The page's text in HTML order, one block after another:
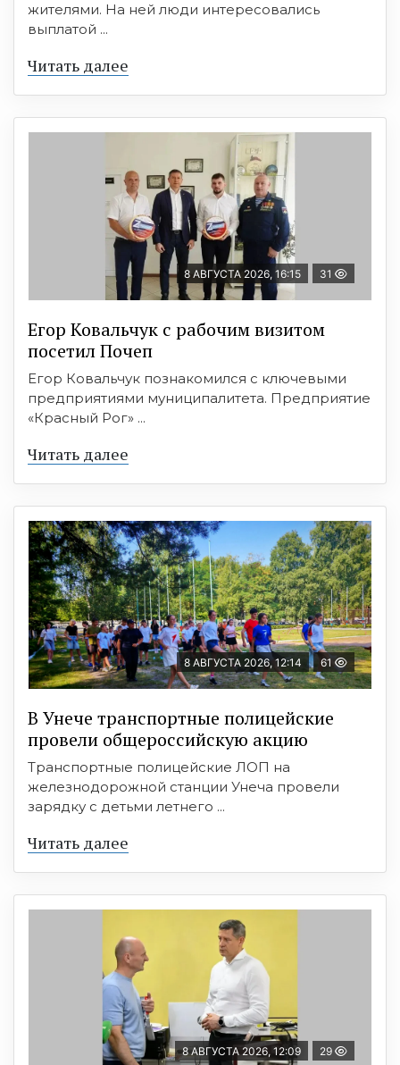
жителями. На ней люди интересовались
выплатой ...
Читать далее
8 АВГУСТА 2026, 16:15 31
Егор Ковальчук с рабочим визитом
посетил Почеп
Егор Ковальчук познакомился с ключевыми
предприятиями муниципалитета. Предприятие
«Красный Рог» ...
Читать далее
8 АВГУСТА 2026, 12:14 61
В Унече транспортные полицейские
провели общероссийскую акцию
Транспортные полицейские ЛОП на
железнодорожной станции Унеча провели
зарядку с детьми летнего ...
Читать далее
8 АВГУСТА 2026, 12:09 29